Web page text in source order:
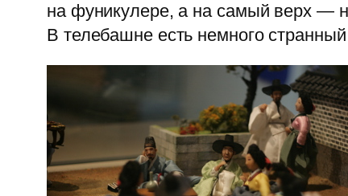
на фуникулере, а на самый верх —
В телебашне есть немного